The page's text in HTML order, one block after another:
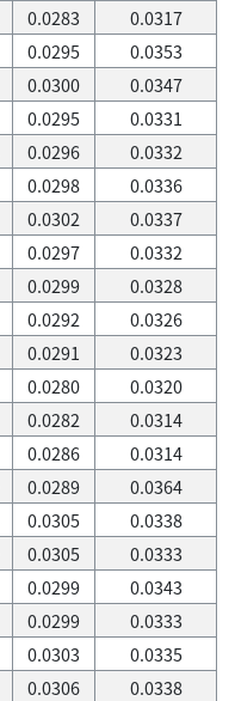
0.0283
0.0317
0.0295
0.0353
0.0300
0.0347
0.0295
0.0331
0.0296
0.0332
0.0298
0.0336
0.0302
0.0337
0.0297
0.0332
0.0299
0.0328
0.0292
0.0326
0.0291
0.0323
0.0280
0.0320
0.0282
0.0314
0.0286
0.0314
0.0289
0.0364
0.0305
0.0338
0.0305
0.0333
0.0299
0.0343
0.0299
0.0333
0.0303
0.0335
0.0306 0.0338